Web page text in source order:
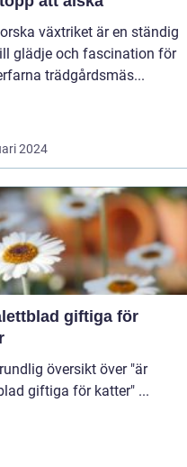
växtriket är en ständig
glädje och fascination för
trädgårdsmäs...
2024
giftiga för
palettblad giftiga för katter" ...